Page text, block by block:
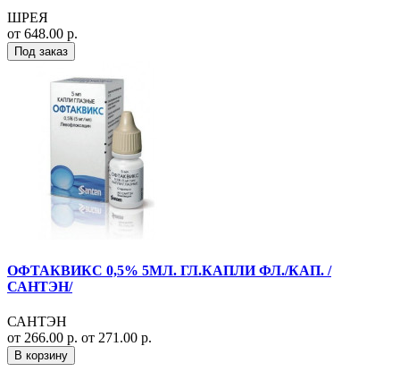
ШРЕЯ
от 648.00 р.
Под заказ
ОФТАКВИКС 0,5% 5МЛ. ГЛ.КАПЛИ ФЛ./КАП. /
САНТЭН/
САНТЭН
от 266.00 р. от 271.00 р.
В корзину